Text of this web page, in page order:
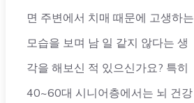
면 주변에서 치매 때문에 고생하는
모습을 보며 남 일 같지 않다는 생
각을 해보신 적 있으신가요? 특히
40~60대 시니어층에서는 뇌 건강